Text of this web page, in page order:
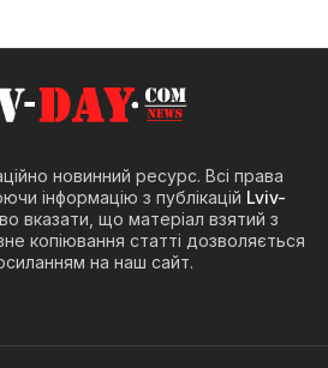
новинний ресурс. Всі права
інформацію з публікацій Lviv-
вказати, що матеріал взятий з
копіювання статті дозволяється
на наш сайт.